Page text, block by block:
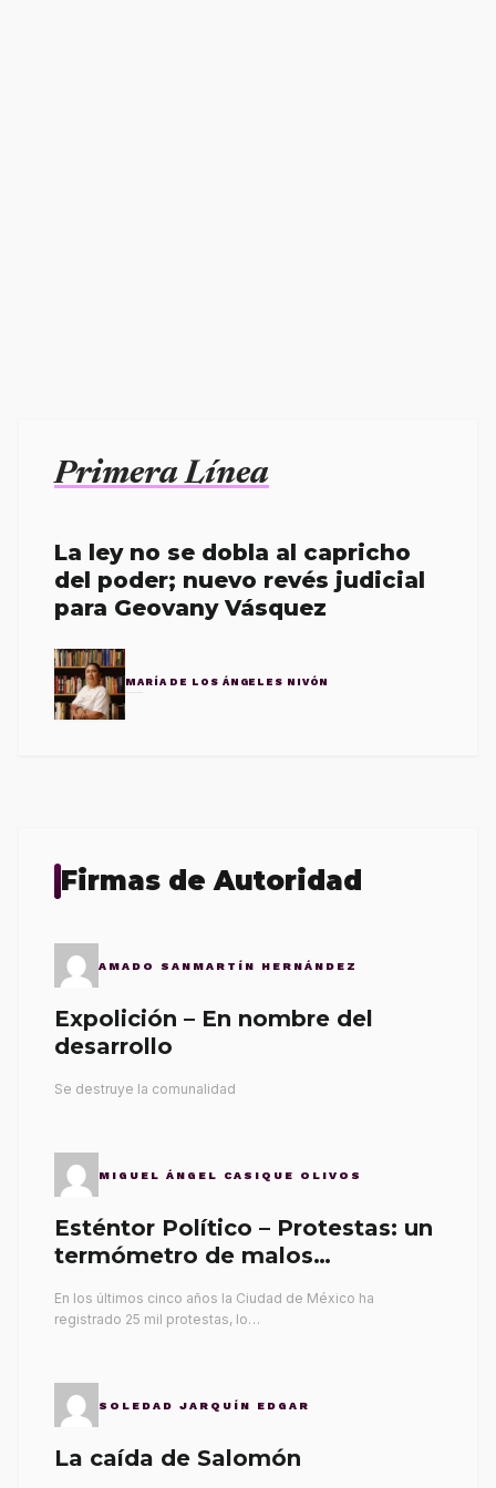
Primera Línea
La ley no se dobla al capricho
del poder; nuevo revés judicial
para Geovany Vásquez
MARÍA DE LOS ÁNGELES NIVÓN
Firmas de Autoridad
AMADO SANMARTÍN HERNÁNDEZ
Expolición – En nombre del
desarrollo
Se destruye la comunalidad
MIGUEL ÁNGEL CASIQUE OLIVOS
Esténtor Político – Protestas: un
termómetro de malos
En los últimos cinco años la Ciudad de México ha
registrado 25 mil protestas, lo…
SOLEDAD JARQUÍN EDGAR
La caída de Salomón